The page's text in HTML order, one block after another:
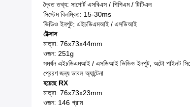
দ্বৈত তথ্য: সাপোর্ট এসবিএস / পিপিএম / টিটিএল
সিস্টেম বিলম্বিত: 15-30ms
ভিডিও ইনপুট: এইচডিএমআই / এসডিআই
টেক্সাস
মাত্রা: 76x73x44mm
ওজন: 251g
সমর্থন এইচডিএমআই / এসডিআই ভিডিও ইনপুট, অটো পাইলট
প্রেরণ জন্য ডাবল অ্যান্টেনা
হয়েছে RX
মাত্রা: 76x73x23mm
ওজন: 146 গ্রাম